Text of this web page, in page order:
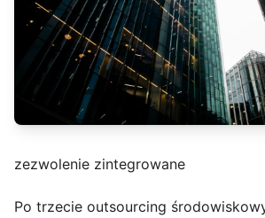
zezwolenie zintegrowane
Po trzecie outsourcing